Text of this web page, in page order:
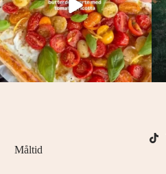
Måltid